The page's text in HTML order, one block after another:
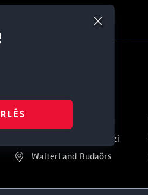
Dunakeszi
WalterLand Budaörs